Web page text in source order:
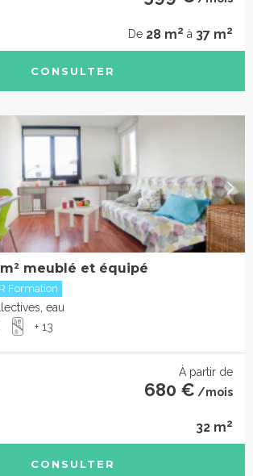
De 28 m2 à 37 m2
CONSULTER
meublé et équipé
Formation
eau
+ 13
À partir de
680 € /mois
32 m2
CONSULTER